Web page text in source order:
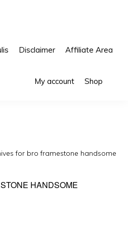
Disclaimer Affiliate Area
My account Shop
for bro framestone handsome
HANDSOME